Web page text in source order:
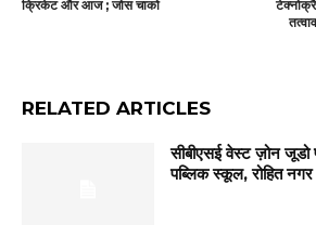
क्रिकेट और आज ; जोस चाको
RELATED ARTICLES
सीबीएसई वेस्ट ज़ोन जूडो
पब्लिक स्कूल, रोहित नगर